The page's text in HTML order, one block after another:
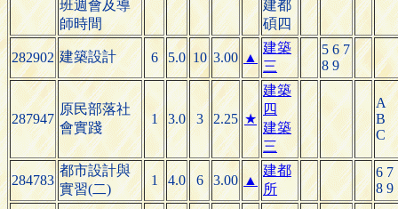
班週會及導
師時間
建都
碩四
282902 建築設計 6 5.0 10 3.00 ▲
建築
三
5 6 7
8 9
287947
原民部落社
會實踐
1 3.0 3 2.25 ★
建築
四
建築
三
A
B
C
284783
都市設計與
實習(二)
1 4.0 6 3.00 ▲
建都
所
6 7
8 9